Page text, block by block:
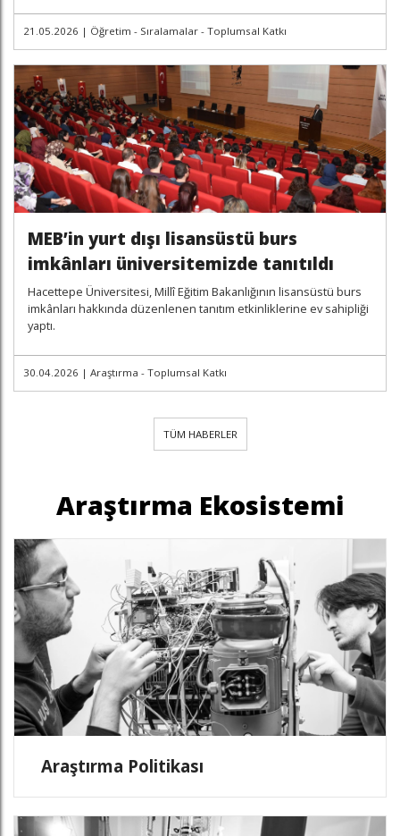
21.05.2026 | Öğretim - Sıralamalar - Toplumsal Katkı
MEB’in yurt dışı lisansüstü burs
imkânları üniversitemizde tanıtıldı
Hacettepe Üniversitesi, Millî Eğitim Bakanlığının lisansüstü burs
imkânları hakkında düzenlenen tanıtım etkinliklerine ev sahipliği
yaptı.
30.04.2026 | Araştırma - Toplumsal Katkı
TÜM HABERLER
Araştırma Ekosistemi
Araştırma Politikası